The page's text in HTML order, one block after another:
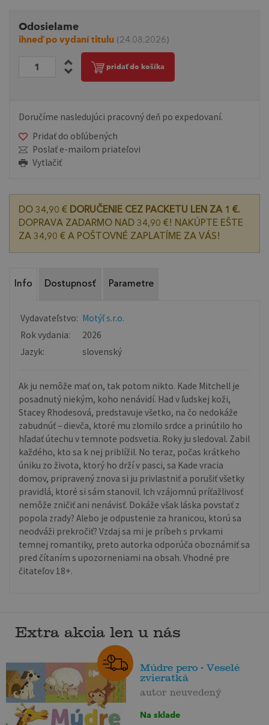
Odosielame
ihneď po vydaní titulu (24.08.2026)
pridať do košíka
Doručíme nasledujúci pracovný deň po expedovaní.
Pridať do obľúbených
Poslať e-mailom priateľovi
Vytlačiť
DO 34,90 € DORUČENIE CEZ PACKETU LEN ZA 1 €.
DOPRAVA ZADARMO NAD 34,90 €! NAKÚPTE EŠTE
ZA 34,90 € A POŠTOVNÉ ZAPLATÍME ZA VÁS!
Info Dostupnosť Parametre
Vydavateľstvo: Motýľ s.r.o.
Rok vydania:
2026
Jazyk:
slovenský
Ak ju nemôže mať on, tak potom nikto. Kade Mitchell je
posadnutý niekým, koho nenávidí. Had v ľudskej koži,
Stacey Rhodesová, predstavuje všetko, na čo nedokáže
zabudnúť – dievča, ktoré mu zlomilo srdce a prinútilo ho
hľadať útechu v temnote podsvetia. Roky ju sledoval. Zabil
každého, kto sa k nej priblížil. No teraz, počas krátkeho
úniku zo života, ktorý ho drží v pasci, sa Kade vracia
domov, pripravený znova si ju privlastniť a porušiť všetky
pravidlá, ktoré si sám stanovil. Ich vzájomnú príťažlivosť
nemôže zničiť ani nenávisť. Dokáže však láska povstať z
popola zrady? Alebo je odpustenie za hranicou, ktorú sa
neodváži prekročiť? Vzdaj sa mi je príbeh s prvkami
temnej romantiky, preto autorka odporúča oboznámiť sa
pred čítaním s upozorneniami na obsah. Vhodné pre
čitateľov 18+.
Extra akcia len u nás
Múdre pero - Veselé
zvieratká
autor neuvedený
Na sklade